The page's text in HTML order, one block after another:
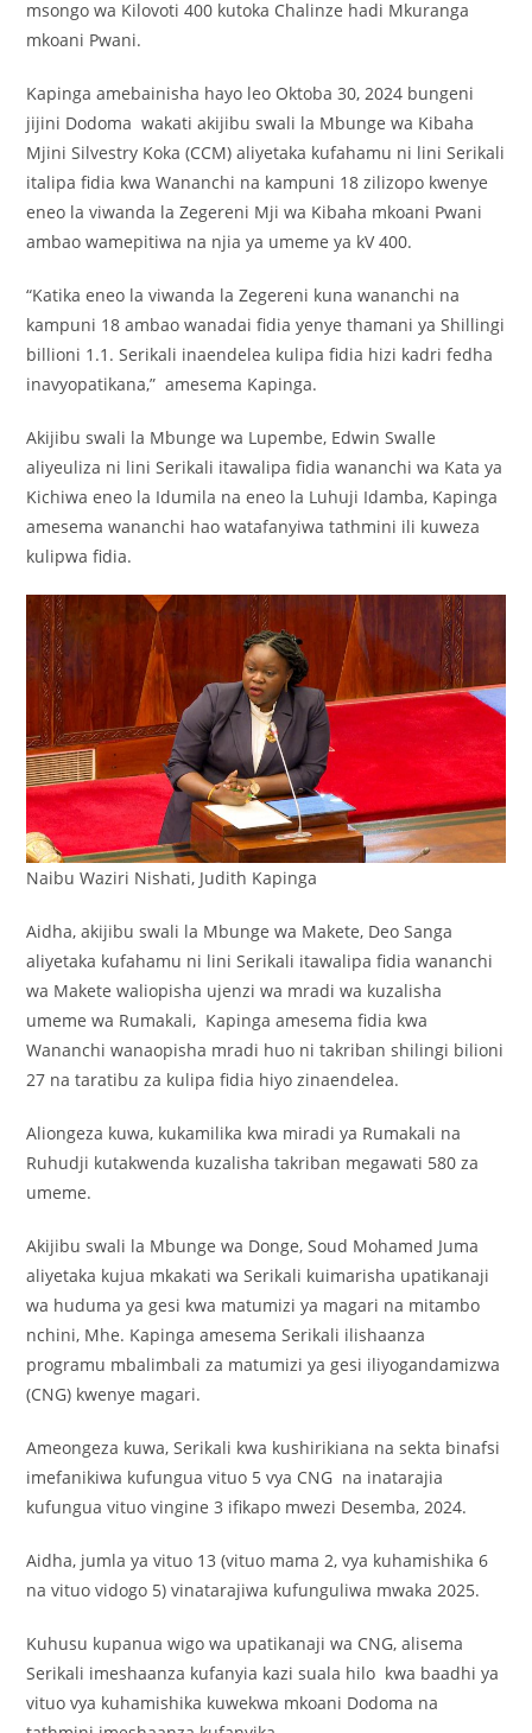
msongo wa Kilovoti 400 kutoka Chalinze hadi Mkuranga
mkoani Pwani.
Kapinga amebainisha hayo leo Oktoba 30, 2024 bungeni
jijini Dodoma wakati akijibu swali la Mbunge wa Kibaha
Mjini Silvestry Koka (CCM) aliyetaka kufahamu ni lini Serikali
italipa fidia kwa Wananchi na kampuni 18 zilizopo kwenye
eneo la viwanda la Zegereni Mji wa Kibaha mkoani Pwani
ambao wamepitiwa na njia ya umeme ya kV 400.
“Katika eneo la viwanda la Zegereni kuna wananchi na
kampuni 18 ambao wanadai fidia yenye thamani ya Shillingi
billioni 1.1. Serikali inaendelea kulipa fidia hizi kadri fedha
inavyopatikana,” amesema Kapinga.
Akijibu swali la Mbunge wa Lupembe, Edwin Swalle
aliyeuliza ni lini Serikali itawalipa fidia wananchi wa Kata ya
Kichiwa eneo la Idumila na eneo la Luhuji Idamba, Kapinga
amesema wananchi hao watafanyiwa tathmini ili kuweza
kulipwa fidia.
Naibu Waziri Nishati, Judith Kapinga
Aidha, akijibu swali la Mbunge wa Makete, Deo Sanga
aliyetaka kufahamu ni lini Serikali itawalipa fidia wananchi
wa Makete waliopisha ujenzi wa mradi wa kuzalisha
umeme wa Rumakali, Kapinga amesema fidia kwa
Wananchi wanaopisha mradi huo ni takriban shilingi bilioni
27 na taratibu za kulipa fidia hiyo zinaendelea.
Aliongeza kuwa, kukamilika kwa miradi ya Rumakali na
Ruhudji kutakwenda kuzalisha takriban megawati 580 za
umeme.
Akijibu swali la Mbunge wa Donge, Soud Mohamed Juma
aliyetaka kujua mkakati wa Serikali kuimarisha upatikanaji
wa huduma ya gesi kwa matumizi ya magari na mitambo
nchini, Mhe. Kapinga amesema Serikali ilishaanza
programu mbalimbali za matumizi ya gesi iliyogandamizwa
(CNG) kwenye magari.
Ameongeza kuwa, Serikali kwa kushirikiana na sekta binafsi
imefanikiwa kufungua vituo 5 vya CNG na inatarajia
kufungua vituo vingine 3 ifikapo mwezi Desemba, 2024.
Aidha, jumla ya vituo 13 (vituo mama 2, vya kuhamishika 6
na vituo vidogo 5) vinatarajiwa kufunguliwa mwaka 2025.
Kuhusu kupanua wigo wa upatikanaji wa CNG, alisema
Serikali imeshaanza kufanyia kazi suala hilo kwa baadhi ya
vituo vya kuhamishika kuwekwa mkoani Dodoma na